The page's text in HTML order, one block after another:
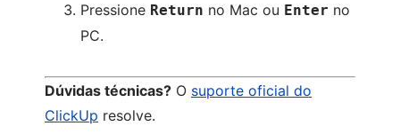
Pressione Return no Mac ou Enter no
PC.
Dúvidas técnicas? O suporte oficial do
ClickUp resolve.